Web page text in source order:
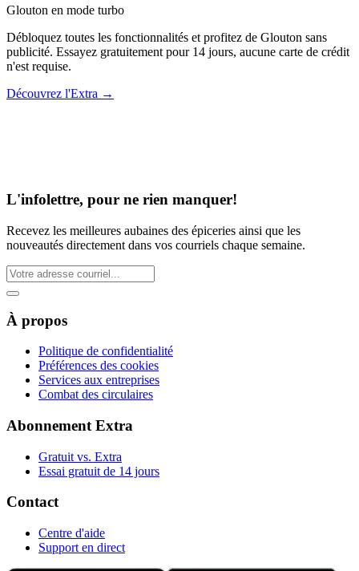
Glouton en mode turbo
Débloquez toutes les fonctionnalités et profitez de Glouton sans
publicité. Essayez gratuitement pour 14 jours, aucune carte de crédit
n'est requise.
Découvrez l'Extra →
L'infolettre, pour ne rien manquer!
Recevez les meilleures aubaines des épiceries ainsi que les
nouveautés directement dans vos courriels chaque semaine.
À propos
Politique de confidentialité
Préférences des cookies
Services aux entreprises
Combat des circulaires
Abonnement Extra
Gratuit vs. Extra
Essai gratuit de 14 jours
Contact
Centre d'aide
Support en direct